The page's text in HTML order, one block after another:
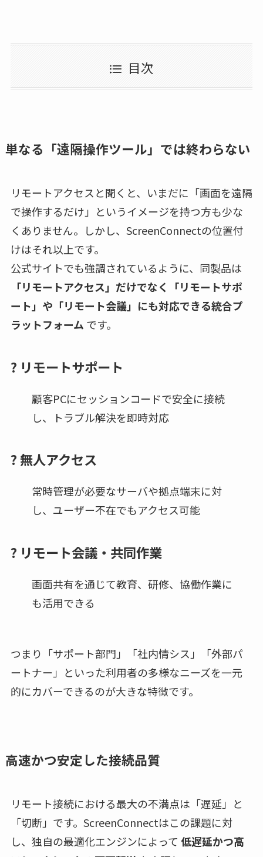
目次
単なる「遠隔操作ツール」では終わらない
リモートアクセスと聞くと、いまだに「画面を遠隔
で操作するだけ」というイメージを持つ方も少な
くありません。しかし、ScreenConnectの位置付
けはそれ以上です。
公式サイトでも強調されているように、同製品は
「リモートアクセス」だけでなく「リモートサポ
ート」や「リモート会議」にも対応できる統合プ
ラットフォーム です。
?️ リモートサポート
顧客PCにセッションコードで安全に接続
し、トラブル解決を即時対応
?無人アクセス
常時管理が必要なサーバや拠点端末に対
し、ユーザー不在でもアクセス可能
? リモート会議・共同作業
画面共有を通じて教育、研修、協働作業に
も活用できる
つまり「サポート部門」「社内情シス」「外部パ
ートナー」といった利用者の多様なニーズを一元
的にカバーできるのが大きな特徴です。
高速かつ安定した接続品質
リモート接続における最大の不満点は「遅延」と
「切断」です。ScreenConnectはこの課題に対
し、独自の最適化エンジンによって 低遅延かつ高